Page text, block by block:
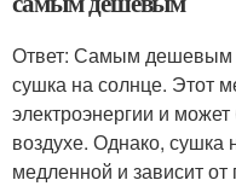
Ответ: Самым дешевым
сушка на солнце. Этот
электроэнергии и
воздухе. Однако, сушка
медленной и зависит